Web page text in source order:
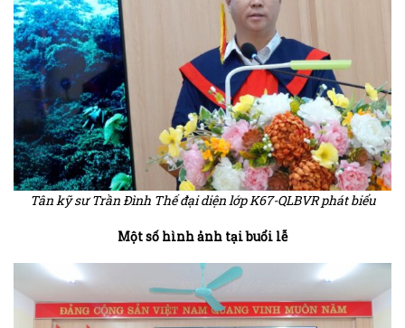
Tân kỹ sư Trần Đình Thế đại diện lớp K67-QLBVR phát biểu
Một số hình ảnh tại buổi lễ